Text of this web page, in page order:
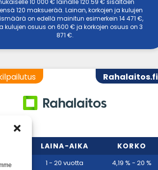
10 000 € lainalle 120.59 € sisältäen
120 maksuerää. Lainan, korkojen ja kulujen
on edellä mainitun esimerkein 14 471 €,
kulujen osuus on 600 € ja korkojen osuus on 3
871 €.
Rahalaitos.fi
LAINA-AIKA KORKO
000 € 1 - 20 vuotta 4,19 % - 20 %